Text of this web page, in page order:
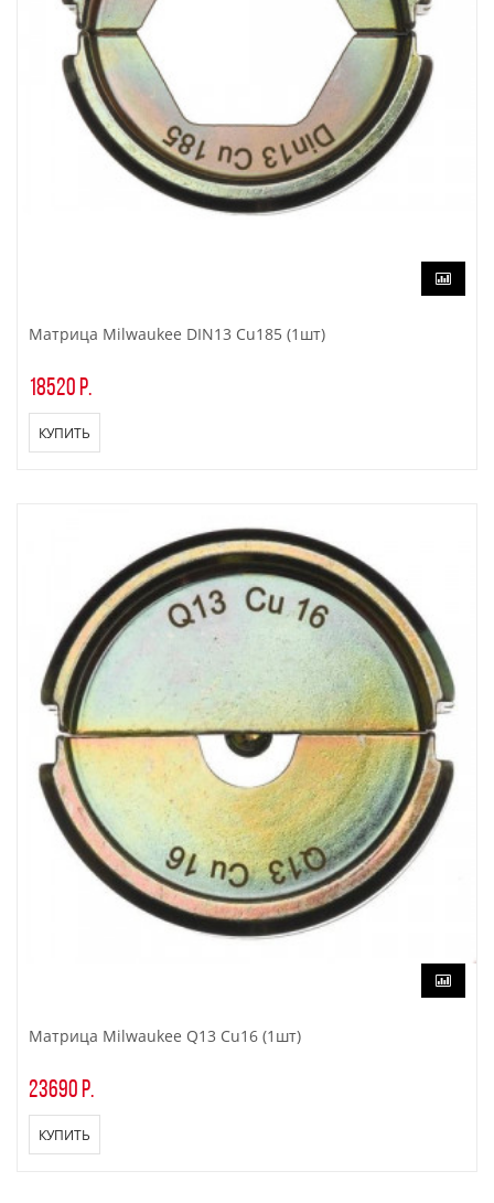
Матрица Milwaukee DIN13 Cu185 (1шт)
18520 р.
КУПИТЬ
Матрица Milwaukee Q13 Cu16 (1шт)
23690 р.
КУПИТЬ